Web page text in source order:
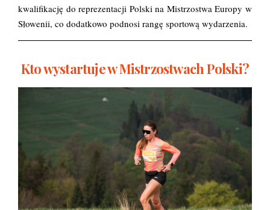
kwalifikację do reprezentacji Polski na Mistrzostwa Europy w
Słowenii, co dodatkowo podnosi rangę sportową wydarzenia.
Kto wystartuje w Mistrzostwach Polski?